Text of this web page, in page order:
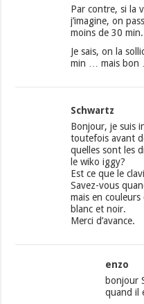
Par contre, si la
j’imagine, on
moins de 30 min.
Je sais, on la
min … mais bon
Schwartz
Bonjour, je suis
toutefois avant
quelles sont les
le wiko iggy?
Est ce que le
Savez-vous
mais en couleurs
blanc et noir.
Merci d’avance.
enzo
bonjour
quand il